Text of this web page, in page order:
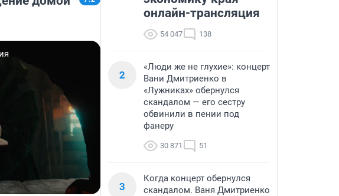
онлайн-трансляция
54 047 138
2
«Люди же не глухие»: концерт
Вани Дмитриенко в
«Лужниках» обернулся
скандалом — его сестру
обвинили в пении под
фанеру
30 871 51
3
Когда концерт обернулся
скандалом. Ваня Дмитриенко